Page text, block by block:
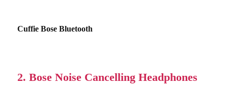
Cuffie Bose Bluetooth
2. Bose Noise Cancelling Headphones